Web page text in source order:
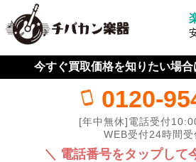
今すぐ買取価格を知りたい場
0120-
[年中無休]電話受付
WEB受付24時間受
＼ 電話番号をタップして